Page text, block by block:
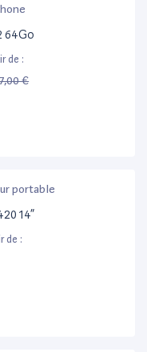
64Go
de :
€
portable
14”
de :